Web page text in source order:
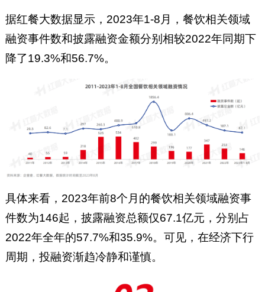
据红餐大数据显示，2023年1-8月，餐饮相关领域
融资事件数和披露融资金额分别相较2022年同期下
降了19.3%和56.7%。
具体来看，2023年前8个月的餐饮相关领域融资事
件数为146起，披露融资总额仅67.1亿元，分别占
2022年全年的57.7%和35.9%。可见，在经济下行
周期，投融资渐趋冷静和谨慎。